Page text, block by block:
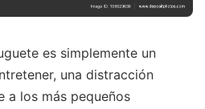
es simplemente un
una distracción
a los más pequeños